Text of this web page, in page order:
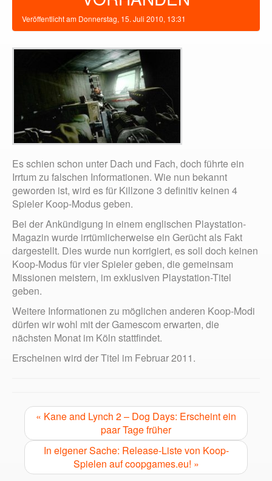
Veröffentlicht am Donnerstag, 15. Juli 2010, 13:31
Es schien schon unter Dach und Fach, doch führte ein
Irrtum zu falschen Informationen. Wie nun bekannt
geworden ist, wird es für Killzone 3 definitiv keinen 4
Spieler Koop-Modus geben.
Bei der Ankündigung in einem englischen Playstation-
Magazin wurde irrtümlicherweise ein Gerücht als Fakt
dargestellt. Dies wurde nun korrigiert, es soll doch keinen
Koop-Modus für vier Spieler geben, die gemeinsam
Missionen meistern, im exklusiven Playstation-Titel
geben.
Weitere Informationen zu möglichen anderen Koop-Modi
dürfen wir wohl mit der Gamescom erwarten, die
nächsten Monat im Köln stattfindet.
Erscheinen wird der Titel im Februar 2011.
« Kane and Lynch 2 – Dog Days: Erscheint ein
paar Tage früher
In eigener Sache: Release-Liste von Koop-
Spielen auf coopgames.eu! »